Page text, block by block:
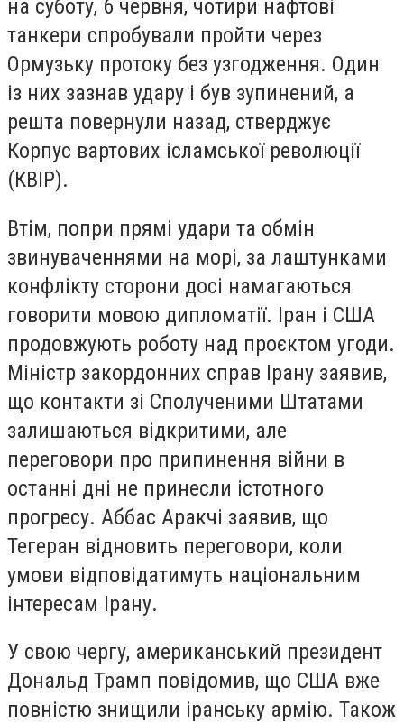
на суботу, 6 червня, чотири нафтові
танкери спробували пройти через
Ормузьку протоку без узгодження. Один
із них зазнав удару і був зупинений, а
решта повернули назад, стверджує
Корпус вартових ісламської революції
(КВІР).
Втім, попри прямі удари та обмін
звинуваченнями на морі, за лаштунками
конфлікту сторони досі намагаються
говорити мовою дипломатії. Іран і США
продовжують роботу над проєктом угоди.
Міністр закордонних справ Ірану заявив,
що контакти зі Сполученими Штатами
залишаються відкритими, але
переговори про припинення війни в
останні дні не принесли істотного
прогресу. Аббас Аракчі заявив, що
Тегеран відновить переговори, коли
умови відповідатимуть національним
інтересам Ірану.
У свою чергу, американський президент
Дональд Трамп повідомив, що США вже
повністю знищили іранську армію. Також